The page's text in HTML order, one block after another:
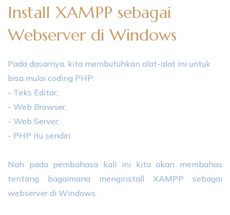
Install XAMPP sebagai
Webserver di Windows
Pada dasarnya, kita membutuhkan alat-alat ini untuk
bisa mulai coding PHP:
- Teks Editor;
- Web Browser;
- Web Server;
- PHP itu sendiri.
Nah pada pembahasa kali ini kita akan membahas
tentang bagaimana menginstall XAMPP sebagai
webserver di Windows.